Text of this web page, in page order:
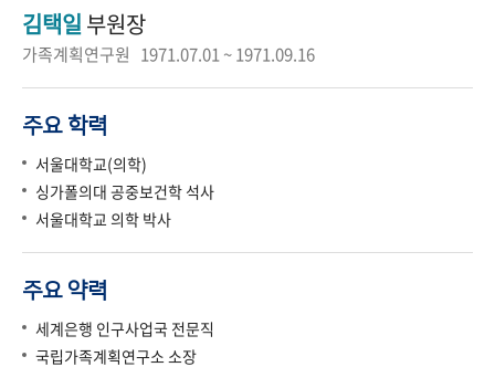
김택일 부원장
가족계획연구원 1971.07.01 ~ 1971.09.16
주요 학력
서울대학교(의학)
싱가폴의대 공중보건학 석사
서울대학교 의학 박사
주요 약력
세계은행 인구사업국 전문직
국립가족계획연구소 소장